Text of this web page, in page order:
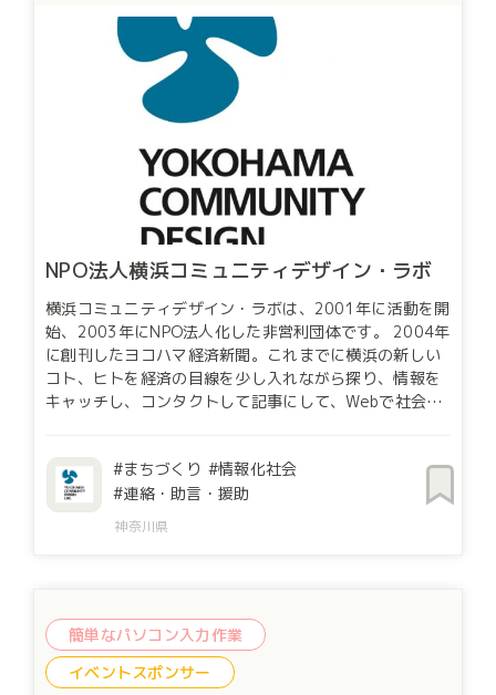
NPO法人横浜コミュニティデザイン・ラボ
横浜コミュニティデザイン・ラボは、2001年に活動を開
始、2003年にNPO法人化した非営利団体です。 2004年
に創刊したヨコハマ経済新聞。これまでに横浜の新しい
コト、ヒトを経済の目線を少し入れながら探り、情報を
キャッチし、コンタクトして記事にして、Webで社会に
YOKOHAMA」では、ICTを活用して、地域課題を収集
し、これらを顕在化（見える化）させ広く市民、企業に
わかりやすく伝えています。そしてこれらの課題を解決
面の一軒家でシェアキッチンほかの新規プロジェクトを
開始します。
まちづくり
情報化社会
連絡・助言・援助
神奈川県
簡単なパソコン入力作業
イベントスポンサー